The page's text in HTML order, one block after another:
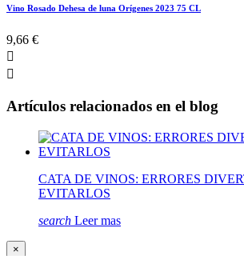
Vino Rosado Dehesa de luna Orígenes 2023 75 CL
9,66 €


Artículos relacionados en el blog
CATA DE VINOS: ERRORES
EVITARLOS
search Leer mas
×